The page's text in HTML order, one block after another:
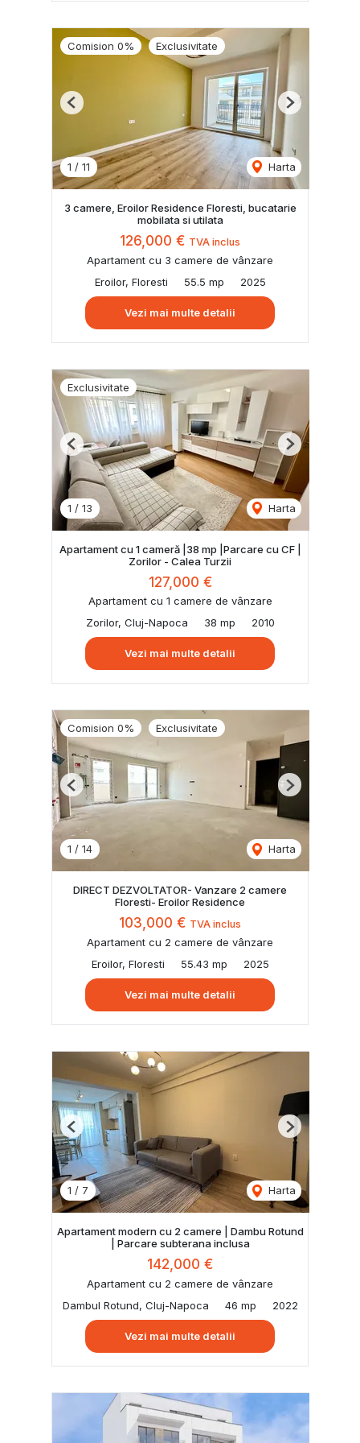
Comision 0% Exclusivitate
1 / 11 Harta
Previous Next
3 camere, Eroilor Residence Floresti, bucatarie
mobilata si utilata
126,000 € TVA inclus
Apartament cu 3 camere de vânzare
Eroilor, Floresti
55.5 mp 2025
Vezi mai multe detalii
Exclusivitate
1 / 13 Harta
Previous Next
Apartament cu 1 cameră |38 mp |Parcare cu CF |
Zorilor - Calea Turzii
127,000 €
Apartament cu 1 camere de vânzare
Zorilor, Cluj-Napoca
38 mp 2010
Vezi mai multe detalii
Comision 0% Exclusivitate
1 / 14 Harta
Previous Next
DIRECT DEZVOLTATOR- Vanzare 2 camere
Floresti- Eroilor Residence
103,000 € TVA inclus
Apartament cu 2 camere de vânzare
Eroilor, Floresti
55.43 mp 2025
Vezi mai multe detalii
1 / 7 Harta
Previous Next
Apartament modern cu 2 camere | Dambu Rotund
| Parcare subterana inclusa
142,000 €
Apartament cu 2 camere de vânzare
Dambul Rotund, Cluj-Napoca
46 mp 2022
Vezi mai multe detalii